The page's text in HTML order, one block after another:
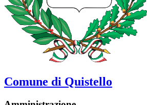
Comune di Quistello